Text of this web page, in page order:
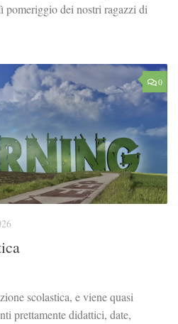
pomeriggio dei nostri ragazzi di
0
scolastica, e viene quasi
prettamente didattici, date,